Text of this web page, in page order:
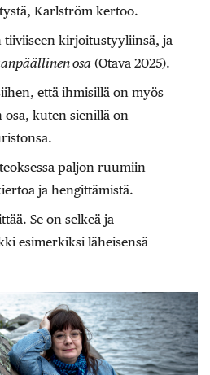
Karlström kertoo.
tiiviiseen kirjoitustyyliinsä, ja
osa (Otava 2025).
että ihmisillä on myös
kuten sienillä on
paljon ruumiin
ja hengittämistä.
Se on selkeä ja
esimerkiksi läheisensä